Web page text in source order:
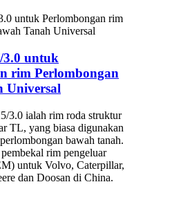
3.0 untuk
rim Perlombongan
Universal
3.0 ialah rim roda struktur
TL, yang biasa digunakan
bawah tanah.
rim pengeluar
untuk Volvo, Caterpillar,
dan Doosan di China.